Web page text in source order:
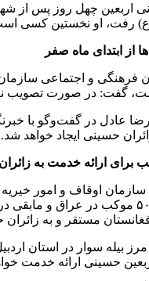
اربعین چهل روز پس از
رفت، او نخستین کسی
از ابتدای ماه صفر
فرهنگی و اجتماعی
گفت: در صورت تصویب
عادل در گفت‌وگو با
حسینی ایجاد خواهد شد.
گرفته از این تعداد ۵۰
مستقر و به
مرز بیله سوار در استان
حسینی ارائه خدمت